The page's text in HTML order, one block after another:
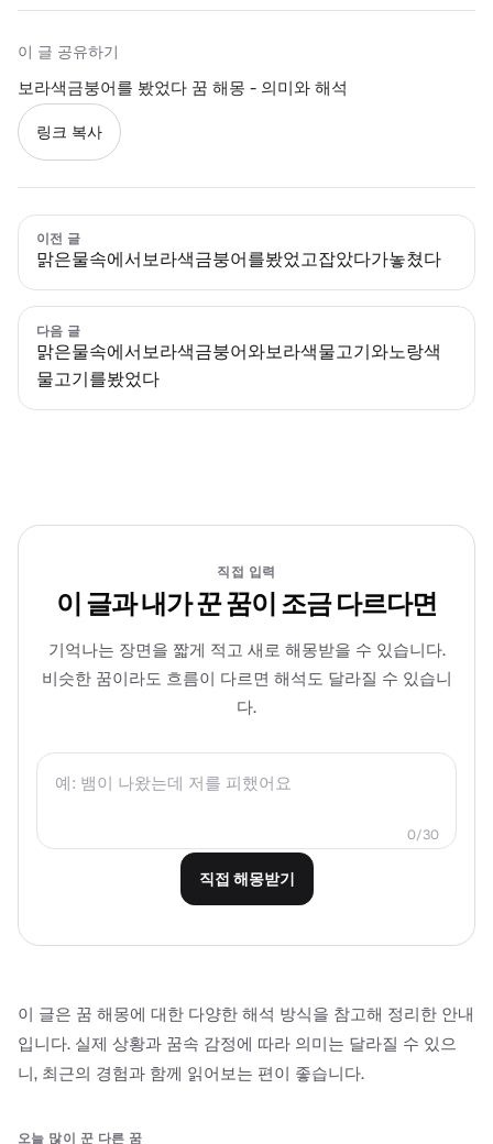
이 글 공유하기
보라색금붕어를 봤었다 꿈 해몽 - 의미와 해석
링크 복사
이전 글
맑은물속에서보라색금붕어를봤었고잡았다가놓쳤다
다음 글
맑은물속에서보라색금붕어와보라색물고기와노랑색
물고기를봤었다
직접 입력
이 글과 내가 꾼 꿈이 조금 다르다면
기억나는 장면을 짧게 적고 새로 해몽받을 수 있습니다.
비슷한 꿈이라도 흐름이 다르면 해석도 달라질 수 있습니
다.
0/30
직접 해몽받기
이 글은 꿈 해몽에 대한 다양한 해석 방식을 참고해 정리한 안내
입니다. 실제 상황과 꿈속 감정에 따라 의미는 달라질 수 있으
니, 최근의 경험과 함께 읽어보는 편이 좋습니다.
오늘 많이 꾼 다른 꿈